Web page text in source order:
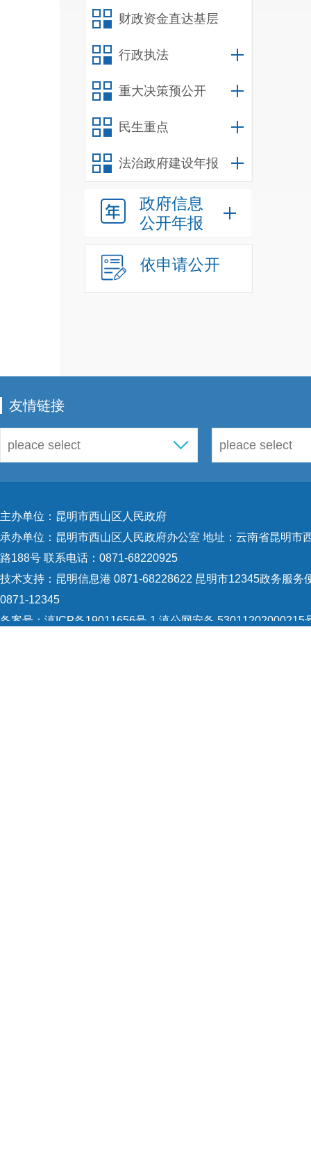
财政资金直达基层
行政执法
重大决策预公开
民生重点
法治政府建设年报
政府信息
公开年报
依申请公开
友情链接
主办单位：昆明市西山区人民政府
承办单位：昆明市西山区人民政府办公室 地址：云南省昆明市
路188号 联系电话：0871-68220925
技术支持： 昆明信息港 0871-68228622 昆明市12345政务服务
0871-12345
备案号： 滇ICP备19011656号-1 滇公网安备 53011202000215